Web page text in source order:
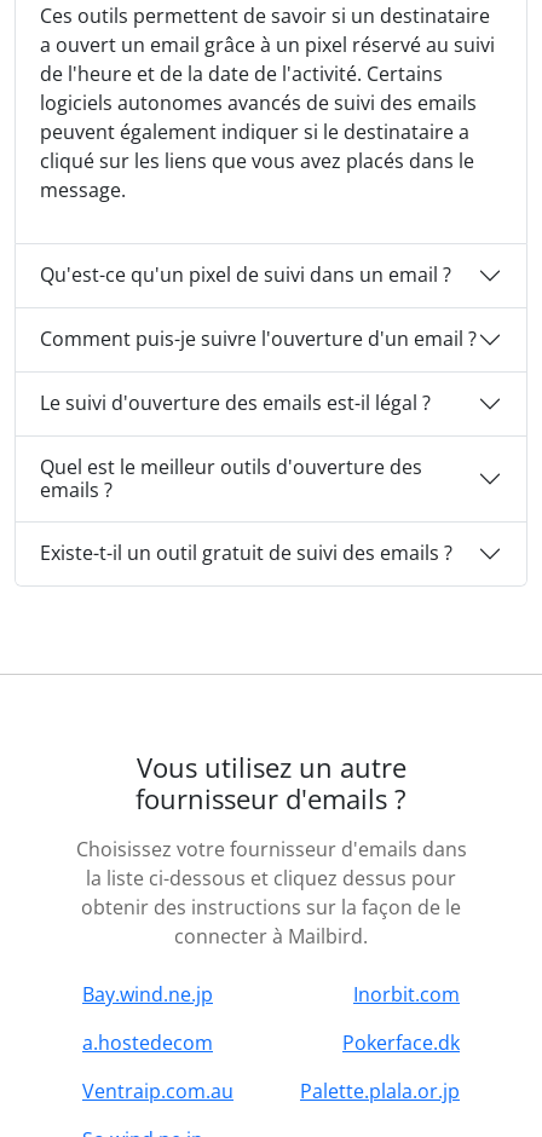
Ces outils permettent de savoir si un destinataire
a ouvert un email grâce à un pixel réservé au suivi
de l'heure et de la date de l'activité. Certains
logiciels autonomes avancés de suivi des emails
peuvent également indiquer si le destinataire a
cliqué sur les liens que vous avez placés dans le
message.
Qu'est-ce qu'un pixel de suivi dans un email ?
Comment puis-je suivre l'ouverture d'un email ?
Le suivi d'ouverture des emails est-il légal ?
Quel est le meilleur outils d'ouverture des
emails ?
Existe-t-il un outil gratuit de suivi des emails ?
Vous utilisez un autre
fournisseur d'emails ?
Choisissez votre fournisseur d'emails dans
la liste ci-dessous et cliquez dessus pour
obtenir des instructions sur la façon de le
connecter à Mailbird.
Bay.wind.ne.jp
Inorbit.com
a.hostedecom
Pokerface.dk
Ventraip.com.au
Palette.plala.or.jp